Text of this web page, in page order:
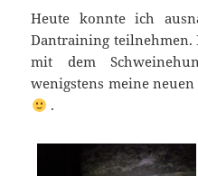
Heute konnte ich
Dantraining teilnehmen.
mit dem
wenigstens meine
.